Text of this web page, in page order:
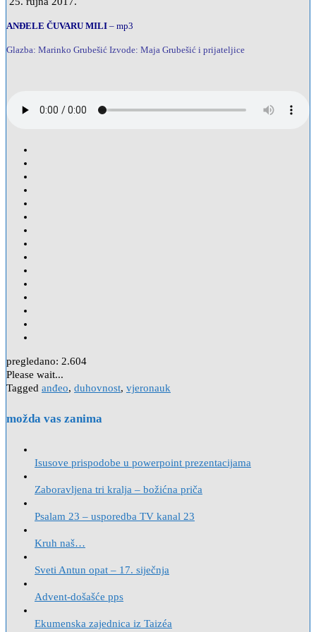
ANĐELE ČUVARU MILI – mp3
Glazba: Marinko Grubešić Izvode: Maja Grubešić i prijateljice
pregledano: 2.604
Please wait...
Tagged anđeo, duhovnost, vjeronauk
možda vas zanima
Isusove prispodobe u powerpoint prezentacijama
Zaboravljena tri kralja – božićna priča
Psalam 23 – usporedba TV kanal 23
Kruh naš…
Sveti Antun opat – 17. siječnja
Advent-došašće pps
Ekumenska zajednica iz Taizéa